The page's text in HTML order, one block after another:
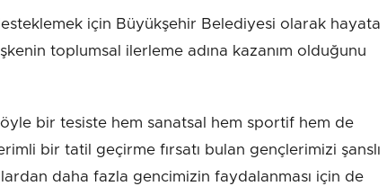
için Büyükşehir Belediyesi olarak hayata
toplumsal ilerleme adına kazanım olduğunu
bir tesiste hem sanatsal hem sportif hem de
bir tatil geçirme fırsatı bulan gençlerimizi şanslı
daha fazla gencimizin faydalanması için de